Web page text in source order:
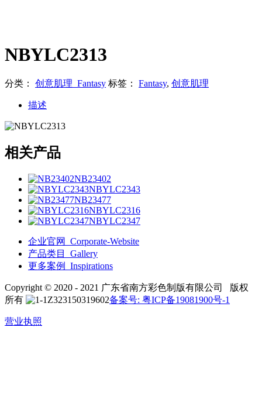
NBYLC2313
分类： 创意肌理_Fantasy 标签： Fantasy, 创意肌理
描述
相关产品
NB23402
NBYLC2343
NB23477
NBYLC2316
NBYLC2347
企业官网_Corporate-Website
产品类目_Gallery
更多案例_Inspirations
Copyright © 2020 - 2021 广东省南方彩色制版有限公司 版权
所有
备案号: 粤ICP备19081900号-1
营业执照